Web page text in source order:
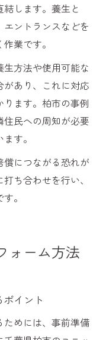
します。養生と
ントランスなどを
業です。
方法や使用可能な
あり、これに対応
ます。柏市の事例
民への周知が必要
す。
につながる恐れが
ち合わせを行い、
。
ォーム方法
イント
ためには、事前準備